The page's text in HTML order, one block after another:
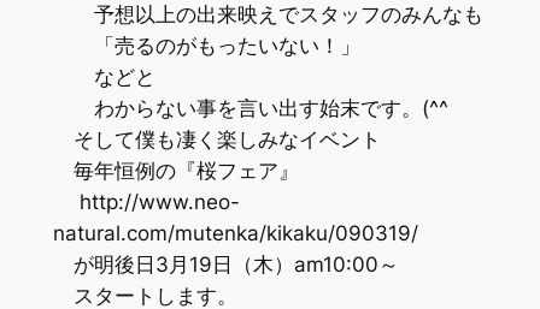
予想以上の出来映えでスタッフのみんなも
「売るのがもったいない！」
などと
わからない事を言い出す始末です。(^^ゞ
そして僕も凄く楽しみなイベント
毎年恒例の『桜フェア』
http://www.neo-
natural.com/mutenka/kikaku/090319/
が明後日3月19日（木）am10:00～
スタートします。